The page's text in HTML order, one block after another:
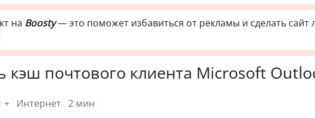
на Boosty— это поможет избавиться от рекламы и сделать сайт
кэш почтового клиента Microsoft
+ Интернет 2 мин